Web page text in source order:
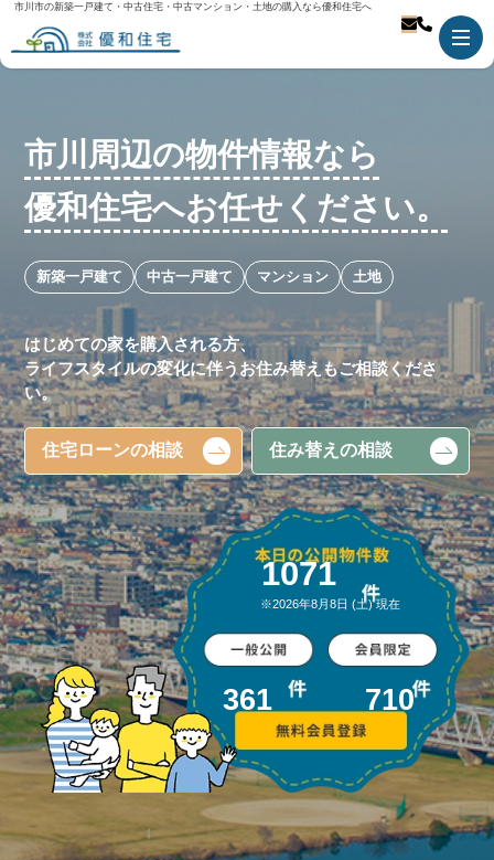
市川市の新築一戸建て・中古住宅・中古マンション・土地の購入なら優和住宅へ
市川周辺の物件情報なら
優和住宅へお任せください。
新築一戸建て 中古一戸建て マンション 土地
はじめての家を購入される方、
ライフスタイルの変化に伴うお住み替えもご相談くださ
い。
住宅ローンの相談 住み替えの相談
1071
361 710
※2026年8月8日 (土)現在